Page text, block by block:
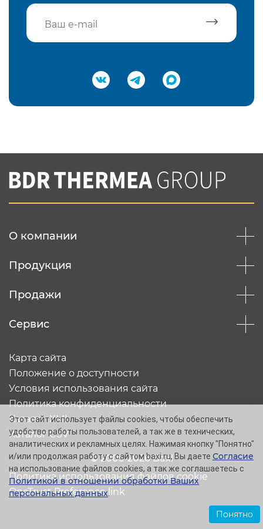
Подтвердить e-mail
Вы соглашаетесь с нашей политикой
конфеденциальности
О компании
Продукция
Продажи
Сервис
© 2005-2026 Baxi
Карта сайта
Положение о доступности
Условия использования сайта
Политика конфиденциальности
Каталог XML
Каталог CSV
Политика использования файлов cookie
OneTrust Preference link
Этот сайт использует файлы cookies, чтобы обеспечить
удобство работы пользователей, а так же в технических,
аналитических и рекламных целях. Нажимая кнопку "Понятно"
и/или продолжая работу с сайтом baxi.ru, Вы даете Согласие
на использование файлов cookies, а так же соглашаетесь с
Политикой в отношении обработки Ваших
персональных данных.
Понятно